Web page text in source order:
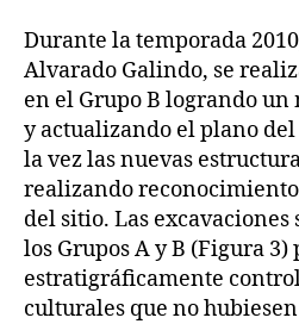
Durante la temporada
Alvarado Galindo, se
en el Grupo B logrando un
y actualizando el plano
la vez las nuevas
realizando
del sitio. Las excavaciones
los Grupos A y B (Figura 3)
estratigráficamente
culturales que no